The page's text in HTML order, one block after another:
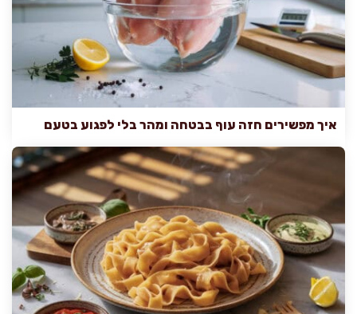
איך מפשירים חזה עוף בבטחה ומהר בלי לפגוע בטעם